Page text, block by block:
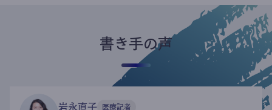
書き手の声
岩永直子 医療記者